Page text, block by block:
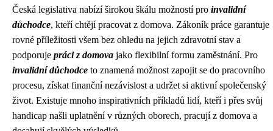
Česká legislativa nabízí širokou škálu možností pro invalidní
důchodce, kteří chtějí pracovat z domova. Zákoník práce garantuje
rovné příležitosti všem bez ohledu na jejich zdravotní stav a
podporuje práci z domova jako flexibilní formu zaměstnání. Pro
invalidní důchodce to znamená možnost zapojit se do pracovního
procesu, získat finanční nezávislost a udržet si aktivní společenský
život. Existuje mnoho inspirativních příkladů lidí, kteří i přes svůj
handicap našli uplatnění v různých oborech, pracují z domova a